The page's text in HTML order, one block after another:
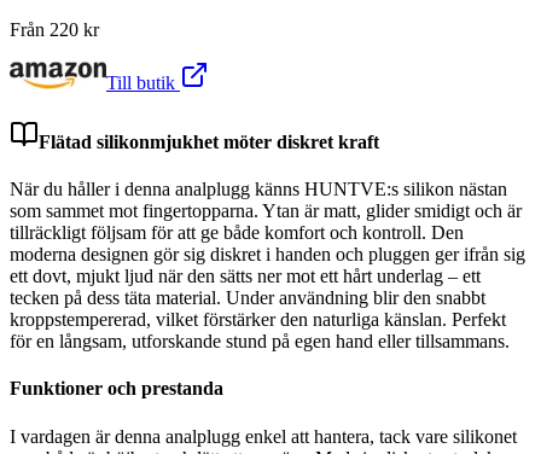
Från 220 kr
Till butik
Flätad silikonmjukhet möter diskret kraft
När du håller i denna analplugg känns HUNTVE:s silikon nästan
som sammet mot fingertopparna. Ytan är matt, glider smidigt och är
tillräckligt följsam för att ge både komfort och kontroll. Den
moderna designen gör sig diskret i handen och pluggen ger ifrån sig
ett dovt, mjukt ljud när den sätts ner mot ett hårt underlag – ett
tecken på dess täta material. Under användning blir den snabbt
kroppstempererad, vilket förstärker den naturliga känslan. Perfekt
för en långsam, utforskande stund på egen hand eller tillsammans.
Funktioner och prestanda
I vardagen är denna analplugg enkel att hantera, tack vare silikonet